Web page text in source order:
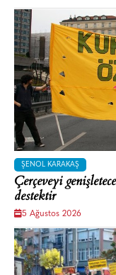
ŞENOL KARAKAŞ
Çerçeveyi
destektir
5 Ağustos 2026